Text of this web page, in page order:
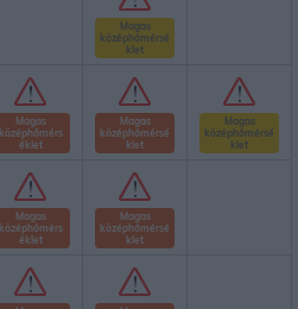
Magas
középhőmérsé
klet
Magas
középhőmérs
éklet
Magas
középhőmérsé
klet
Magas
középhőmérsé
klet
Magas
középhőmérs
éklet
Magas
középhőmérsé
klet